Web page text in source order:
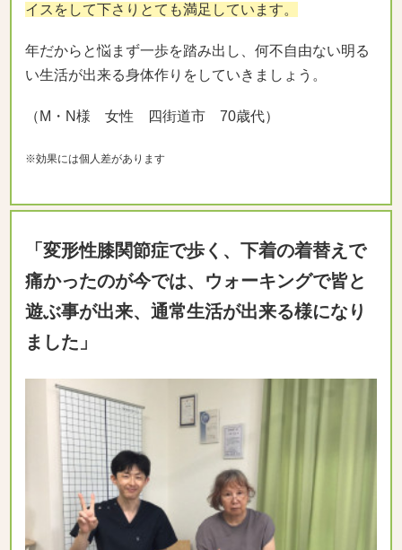
イスをして下さりとても満足しています。
年だからと悩まず一歩を踏み出し、何不自由ない明る
い生活が出来る身体作りをしていきましょう。
（M・N様 女性 四街道市 70歳代）
※効果には個人差があります
「変形性膝関節症で歩く、下着の着替えで
痛かったのが今では、ウォーキングで皆と
遊ぶ事が出来、通常生活が出来る様になり
ました」